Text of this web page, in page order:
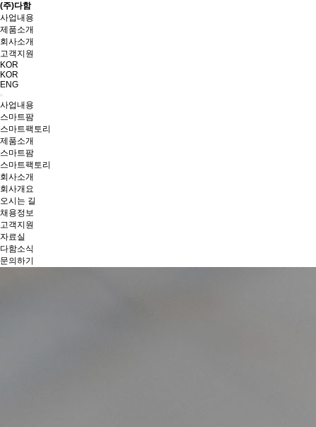
(주)다함
사업내용
제품소개
회사소개
고객지원
KOR
KOR
ENG
사업내용
스마트팜
스마트팩토리
제품소개
스마트팜
스마트팩토리
회사소개
회사개요
오시는 길
채용정보
고객지원
자료실
다함소식
문의하기